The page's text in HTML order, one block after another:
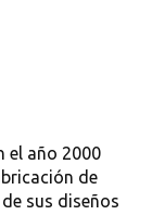
el año 2000
de
sus diseños